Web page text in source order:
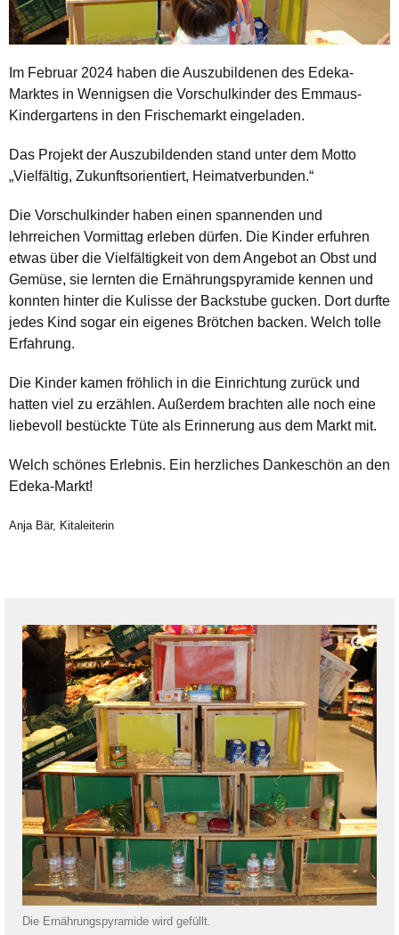
Im Februar 2024 haben die Auszubildenen des Edeka-
Marktes in Wennigsen die Vorschulkinder des Emmaus-
Kindergartens in den Frischemarkt eingeladen.
Das Projekt der Auszubildenden stand unter dem Motto
„Vielfältig, Zukunftsorientiert, Heimatverbunden.“
Die Vorschulkinder haben einen spannenden und
lehrreichen Vormittag erleben dürfen. Die Kinder erfuhren
etwas über die Vielfältigkeit von dem Angebot an Obst und
Gemüse, sie lernten die Ernährungspyramide kennen und
konnten hinter die Kulisse der Backstube gucken. Dort durfte
jedes Kind sogar ein eigenes Brötchen backen. Welch tolle
Erfahrung.
Die Kinder kamen fröhlich in die Einrichtung zurück und
hatten viel zu erzählen. Außerdem brachten alle noch eine
liebevoll bestückte Tüte als Erinnerung aus dem Markt mit.
Welch schönes Erlebnis. Ein herzliches Dankeschön an den
Edeka-Markt!
Anja Bär, Kitaleiterin
Die Ernährungspyramide wird gefüllt.